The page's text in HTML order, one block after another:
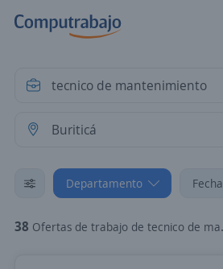
Departamento Fecha
38 Ofertas de trabajo de tecnico de mantenimiento en Buriticá, Antioquia